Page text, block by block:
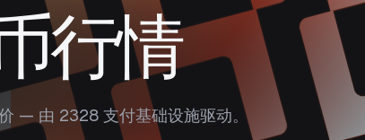
行情
— 由 2328 支付基础设施驱动。